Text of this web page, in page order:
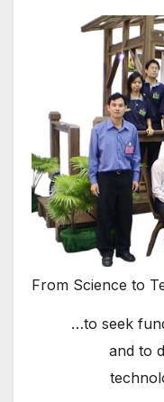
From Science to
…to seek
and to